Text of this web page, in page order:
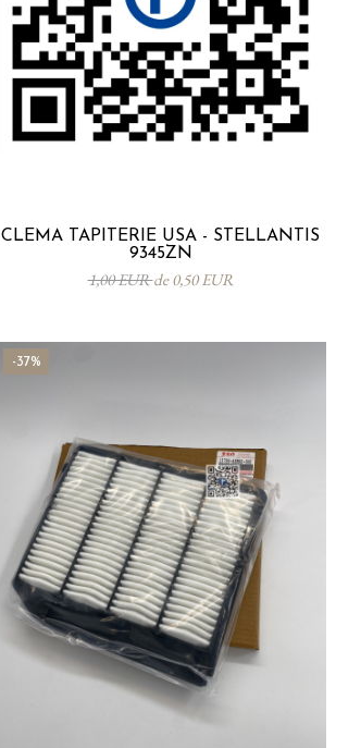
CLEMA TAPITERIE USA - STELLANTIS
9345ZN
1,00 EURde 0,50 EUR
-37%